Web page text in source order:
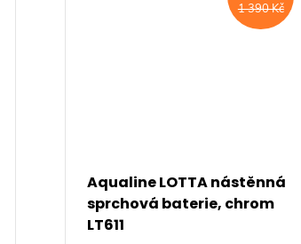
1 390 Kč
Aqualine LOTTA nástěnná
sprchová baterie, chrom
LT611